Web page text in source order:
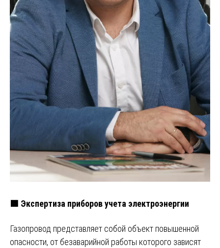
🟩 Экспертиза приборов учета электроэнергии
Газопровод представляет собой объект повышенной
опасности, от безаварийной работы которого зависят